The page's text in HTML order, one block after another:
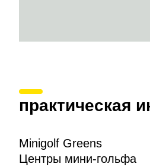
практическая
Minigolf Greens
Центры мини-гольфа